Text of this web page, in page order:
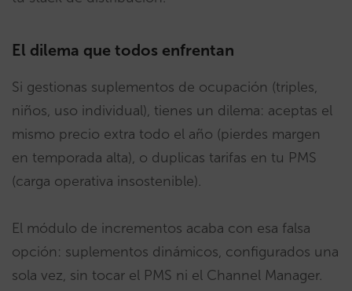
El dilema que todos enfrentan
Si gestionas suplementos de ocupación (triples,
niños, uso individual), tienes un dilema: aceptas el
mismo precio extra todo el año (pierdes margen
en temporada alta), o duplicas tarifas en tu PMS
(carga operativa insostenible).
El módulo de incrementos acaba con esa falsa
opción: suplementos dinámicos, configurados una
sola vez, sin tocar el PMS ni el Channel Manager.